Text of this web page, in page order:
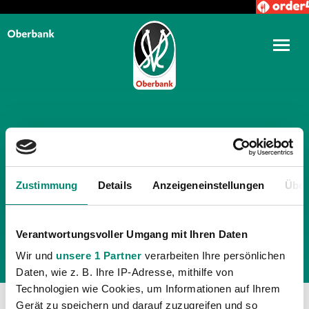
Zustimmung Details Anzeigeneinstellungen
Verantwortungsvoller Umgang mit Ihren Daten
Wir und unsere 1 Partner verarbeiten Ihre persönlichen
Daten, wie z. B. Ihre IP-Adresse, mithilfe von
Technologien wie Cookies, um Informationen auf Ihrem
Gerät zu speichern und darauf zuzugreifen und so
TÄGLICHE ARCHIVE: 3.
DEZEMBER 2024